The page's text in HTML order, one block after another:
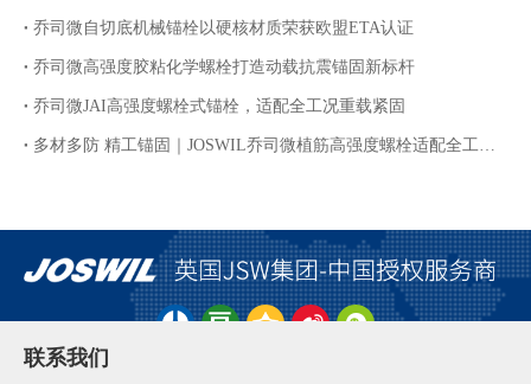
乔司微自切底机械锚栓以硬核材质荣获欧盟ETA认证
乔司微高强度胶粘化学螺栓打造动载抗震锚固新标杆
乔司微JAI高强度螺栓式锚栓，适配全工况重载紧固
多材多防 精工锚固｜JOSWIL乔司微植筋高强度螺栓适配全工况腐蚀环境
联系我们